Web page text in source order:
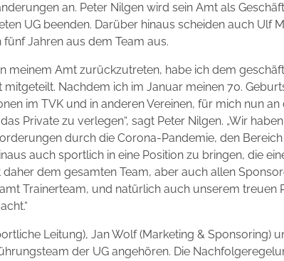
an. Peter Nilgen wird sein Amt als
UG beenden. Darüber hinaus scheiden auch Ulf
Jahren aus dem Team aus.
meinem Amt zurückzutreten, habe ich dem
mitgeteilt. Nachdem ich im Januar meinen 70.
im TVK und in anderen Vereinen, für mich nun
Private zu verlegen“, sagt Peter Nilgen. „Wir
durch die Corona-Pandemie, den
auch sportlich in eine Position zu bringen, die
daher dem gesamten Team, aber auch allen
Trainerteam, und natürlich auch unserem treuen
Leitung), Jan Wolf (Marketing & Sponsoring)
der UG angehören. Die